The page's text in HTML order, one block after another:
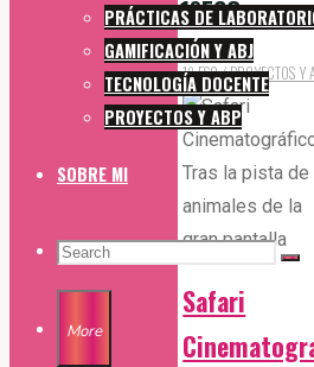
PRÁCTICAS DE
GAMIFICACIÓN Y ABJ
TECNOLOGÍA DOCENTE
PROYECTOS Y ABP
SOBRE MI
SEARCH
Search
for:
More
1ºESO
1º ESO/PROYECTOS Y
Safari